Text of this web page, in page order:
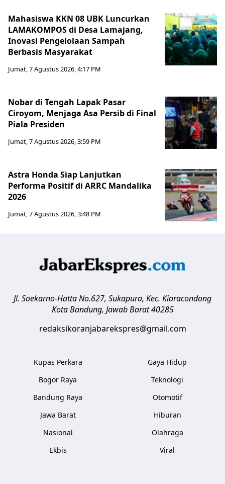
Mahasiswa KKN 08 UBK Luncurkan
LAMAKOMPOS di Desa Lamajang,
Inovasi Pengelolaan Sampah
Berbasis Masyarakat
Jumat, 7 Agustus 2026, 4:17 PM
Nobar di Tengah Lapak Pasar
Ciroyom, Menjaga Asa Persib di Final
Piala Presiden
Jumat, 7 Agustus 2026, 3:59 PM
Astra Honda Siap Lanjutkan
Performa Positif di ARRC Mandalika
2026
Jumat, 7 Agustus 2026, 3:48 PM
Jl. Soekarno-Hatta No.627, Sukapura, Kec. Kiaracondong
Kota Bandung, Jawab Barat 40285
redaksikoranjabarekspres@gmail.com
Kupas Perkara
Bogor Raya
Bandung Raya
Jawa Barat
Nasional
Ekbis
Gaya Hidup
Teknologi
Otomotif
Hiburan
Olahraga
Viral